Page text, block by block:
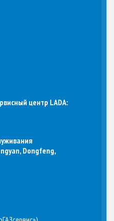
центр LADA:
Dongfeng,